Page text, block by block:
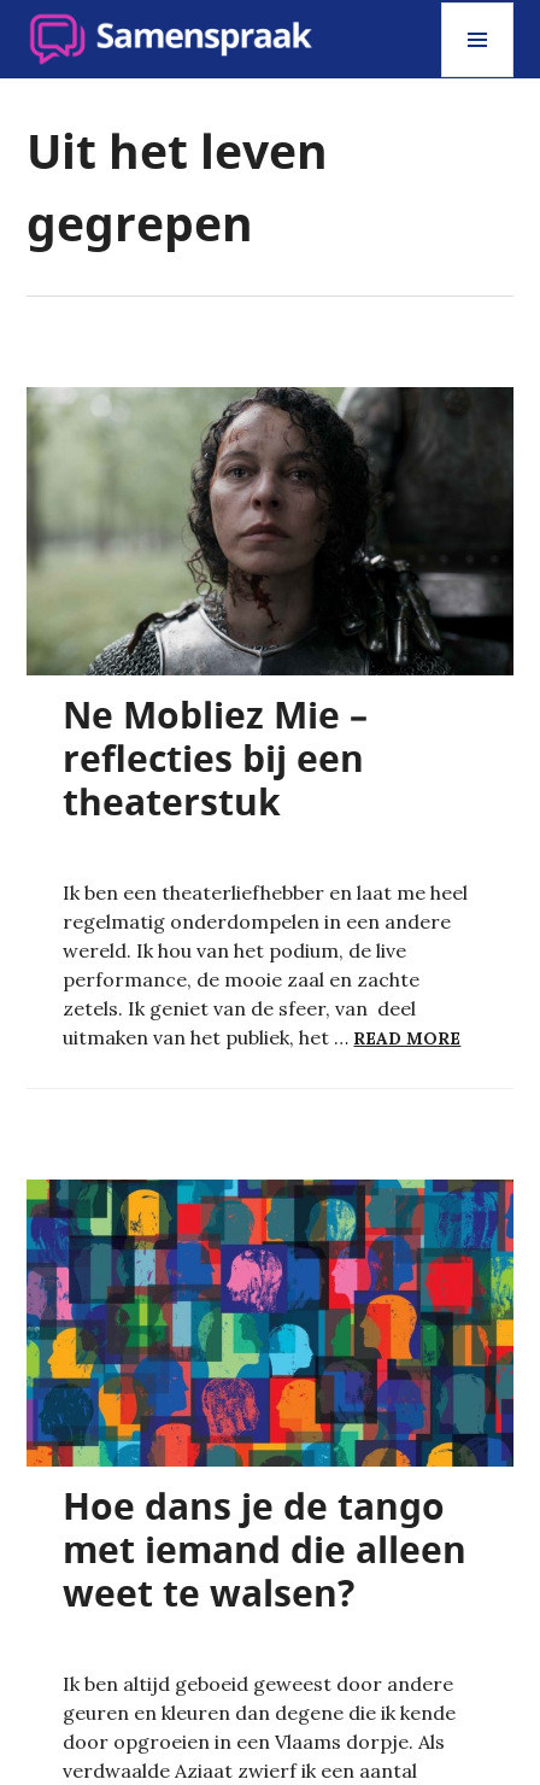
Skip
content
SAMENSPRAAK
Uit het leven
gegrepen
Ne Mobliez Mie –
reflecties bij een
theaterstuk
Ik ben een theaterliefhebber en laat me heel
regelmatig onderdompelen in een andere
wereld. Ik hou van het podium, de live
performance, de mooie zaal en zachte
zetels. Ik geniet van de sfeer, van deel
uitmaken van het publiek, het … READ MORE
Hoe dans je de tango
met iemand die alleen
weet te walsen?
Ik ben altijd geboeid geweest door andere
geuren en kleuren dan degene die ik kende
door opgroeien in een Vlaams dorpje. Als
verdwaalde Aziaat zwierf ik een aantal